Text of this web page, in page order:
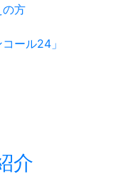
の方
ール24」
介